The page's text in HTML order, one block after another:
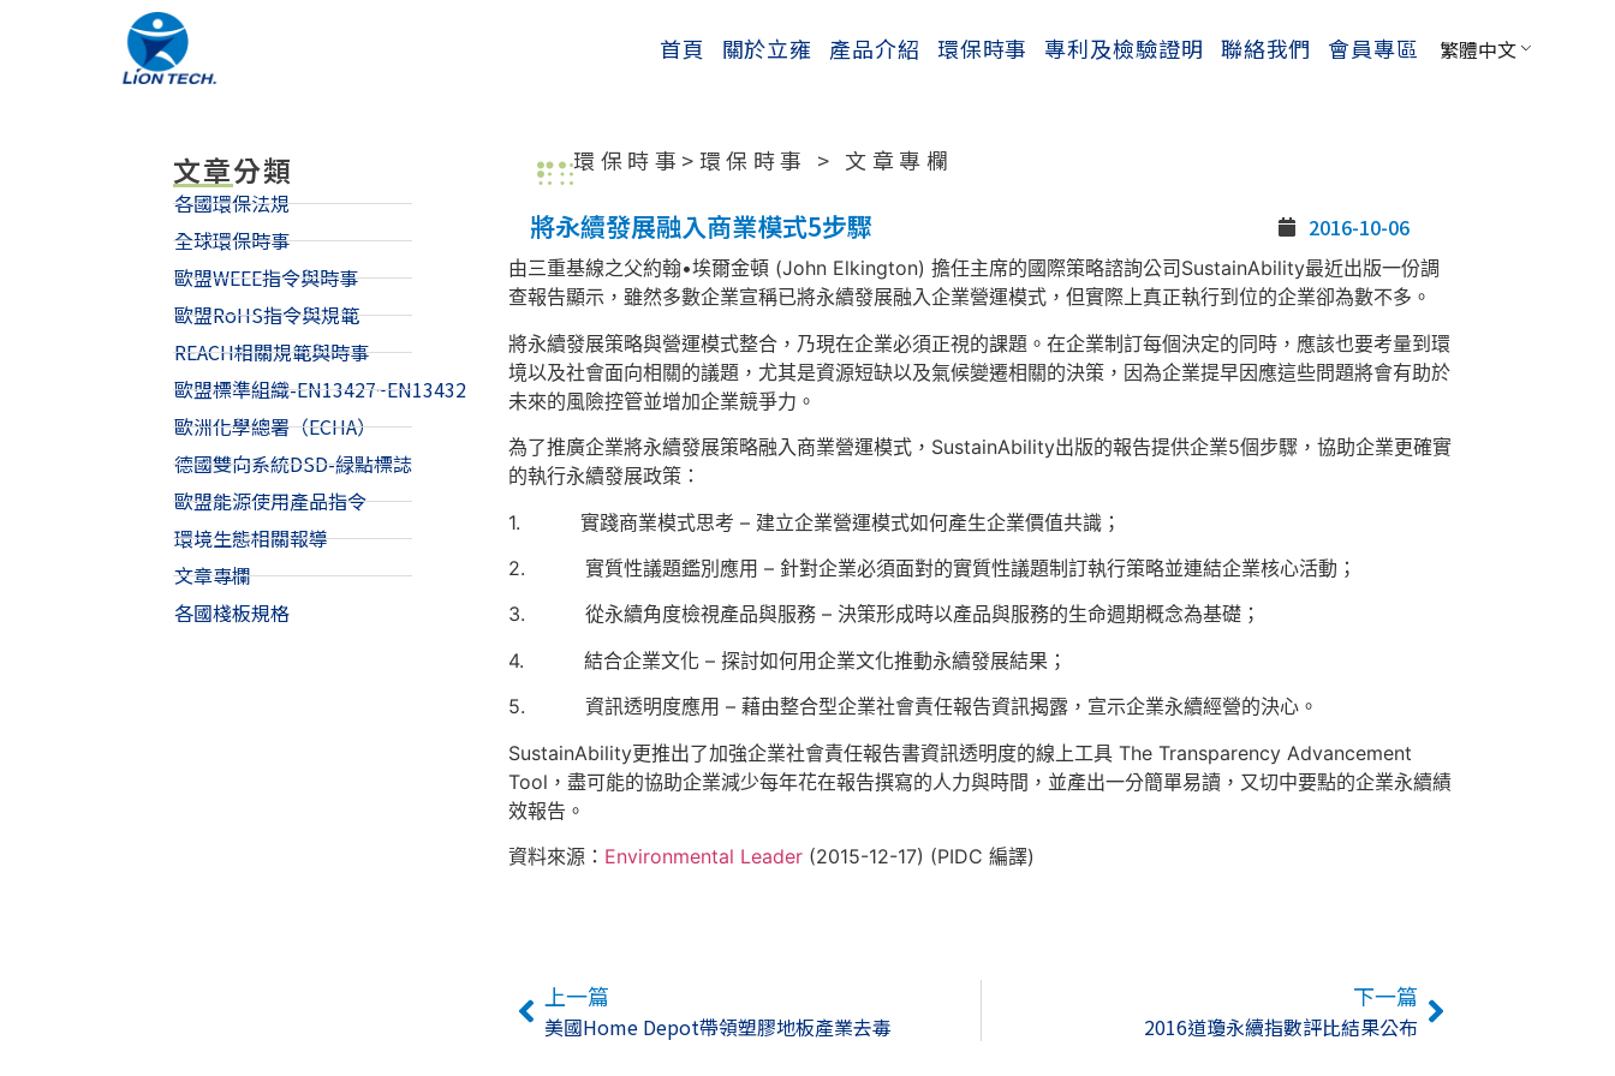
首頁 關於立雍 產品介紹 環保時事 專利及檢驗證明 聯絡我們 會員專區 繁體中文
文章分類
各國環保法規
全球環保時事
歐盟WEEE指令與時事
歐盟RoHS指令與規範
REACH相關規範與時事
歐盟標準組織-EN13427~EN13432
歐洲化學總署（ECHA）
德國雙向系統DSD-緑點標誌
歐盟能源使用產品指令
環境生態相關報導
文章專欄
各國棧板規格
環保時事>環保時事 > 文章專欄
將永續發展融入商業模式5步驟 2016-10-06
由三重基線之父約翰•埃爾金頓 (John Elkington) 擔任主席的國際策略諮詢公司SustainAbility最近出版一份調
查報告顯示，雖然多數企業宣稱已將永續發展融入企業營運模式，但實際上真正執行到位的企業卻為數不多。
將永續發展策略與營運模式整合，乃現在企業必須正視的課題。在企業制訂每個決定的同時，應該也要考量到環
境以及社會面向相關的議題，尤其是資源短缺以及氣候變遷相關的決策，因為企業提早因應這些問題將會有助於
未來的風險控管並增加企業競爭力。
為了推廣企業將永續發展策略融入商業營運模式，SustainAbility出版的報告提供企業5個步驟，協助企業更確實
的執行永續發展政策：
1. 實踐商業模式思考 – 建立企業營運模式如何產生企業價值共識；
2. 實質性議題鑑別應用 – 針對企業必須面對的實質性議題制訂執行策略並連結企業核心活動；
3. 從永續角度檢視產品與服務 – 決策形成時以產品與服務的生命週期概念為基礎；
4. 結合企業文化 – 探討如何用企業文化推動永續發展結果；
5. 資訊透明度應用 – 藉由整合型企業社會責任報告資訊揭露，宣示企業永續經營的決心。
SustainAbility更推出了加強企業社會責任報告書資訊透明度的線上工具 The Transparency Advancement
Tool，盡可能的協助企業減少每年花在報告撰寫的人力與時間，並產出一分簡單易讀，又切中要點的企業永續績
效報告。
資料來源： Environmental Leader (2015-12-17) (PIDC 編譯)
上一篇
美國Home Depot帶領塑膠地板產業去毒
下一篇
2016道瓊永續指數評比結果公布